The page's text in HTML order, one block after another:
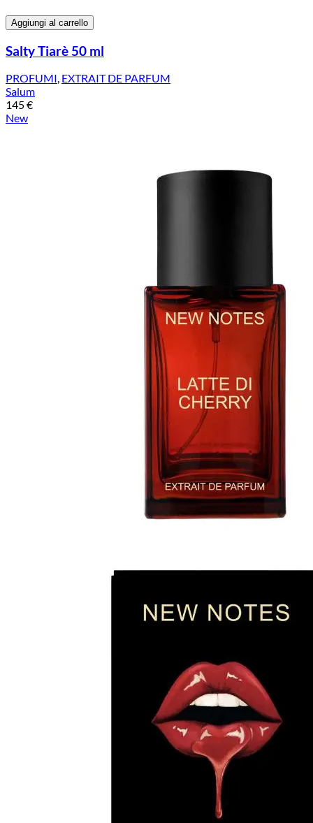
Aggiungi al carrello
Salty Tiarè 50 ml
PROFUMI, EXTRAIT DE PARFUM
Salum
145€
New